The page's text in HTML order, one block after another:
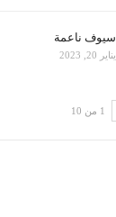
سيوف ناعمة
يناير 20, 2023
1 من 10